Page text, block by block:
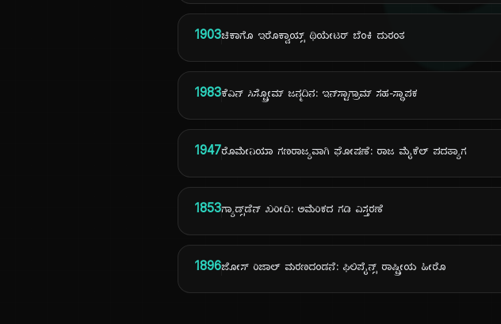
1903ಚಿಕಾಗೊ ಇರೊಕ್ವಾಯ್ಸ್ ಥಿಯೇಟರ್ ಬೆಂಕಿ ದುರಂತ
1983ಕೆವಿನ್ ಸಿಸ್ಟ್ರೋಮ್ ಜನ್ಮದಿನ: ಇನ್‌ಸ್ಟಾಗ್ರಾಮ್ ಸಹ-ಸ್ಥಾಪಕ
1947ರೊಮೇನಿಯಾ ಗಣರಾಜ್ಯವಾಗಿ ಘೋಷಣೆ: ರಾಜ ಮೈಕೆಲ್ ಪದತ್ಯಾಗ
1853ಗ್ಯಾಡ್ಸ್‌ಡೆನ್ ಖರೀದಿ: ಅಮೆರಿಕದ ಗಡಿ ವಿಸ್ತರಣೆ
1896ಜೋಸ್ ರಿಜಾಲ್ ಮರಣದಂಡನೆ: ಫಿಲಿಪೈನ್ಸ್ ರಾಷ್ಟ್ರೀಯ ಹೀರೊ